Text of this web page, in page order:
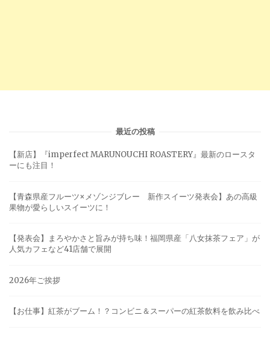
最近の投稿
【新店】『imperfect MARUNOUCHI ROASTERY』最新のロースタ
ーにも注目！
【青森県産フルーツ×メゾンジブレー 新作スイーツ発表会】あの高級
果物が愛らしいスイーツに！
【発表会】まろやかさと旨みが持ち味！福岡県産「八女抹茶フェア」が
人気カフェなど41店舗で展開
2026年ご挨拶
【お仕事】紅茶がブーム！？コンビニ＆スーパーの紅茶飲料を飲み比べ